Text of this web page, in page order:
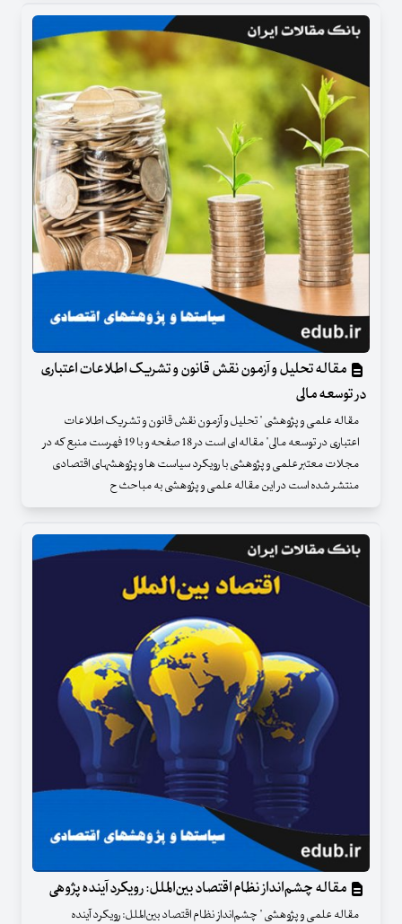
مقاله تحلیل و آزمون نقش قانون و تشریک اطلاعات اعتباری
در توسعه مالی
مقاله علمی و پژوهشی " تحلیل و آزمون نقش قانون و تشریک اطلاعات
اعتباری در توسعه مالی" مقاله ای است در 18 صفحه و با 19 فهرست منبع که در
مجلات معتبر علمی و پژوهشی با رویکرد سیاست ها و پژوهشهای اقتصادی
منتشر شده است در این مقاله علمی و پژوهشی به مباحث ح
مقاله چشم‌انداز نظام اقتصاد بین‌الملل: رویکرد آینده پژوهی
مقاله علمی و پژوهشی " چشم‌انداز نظام اقتصاد بین‌الملل: رویکرد آینده